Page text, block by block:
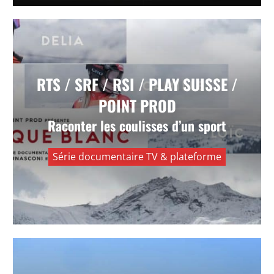
RTS / SRF / RSI / PLAY SUISSE /
POINT PROD
Raconter les coulisses d’un sport
Série documentaire TV & plateforme
Le Cirque Blanc
Plonger dans les coulisses d’un sport
spectaculaire pour révéler ses tensions, ses
personnages et son intensité humaine.
VOIR +